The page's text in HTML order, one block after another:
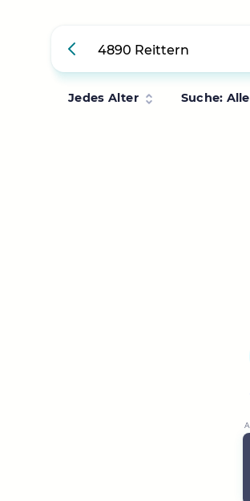
Jedes Alter Suche: Alle